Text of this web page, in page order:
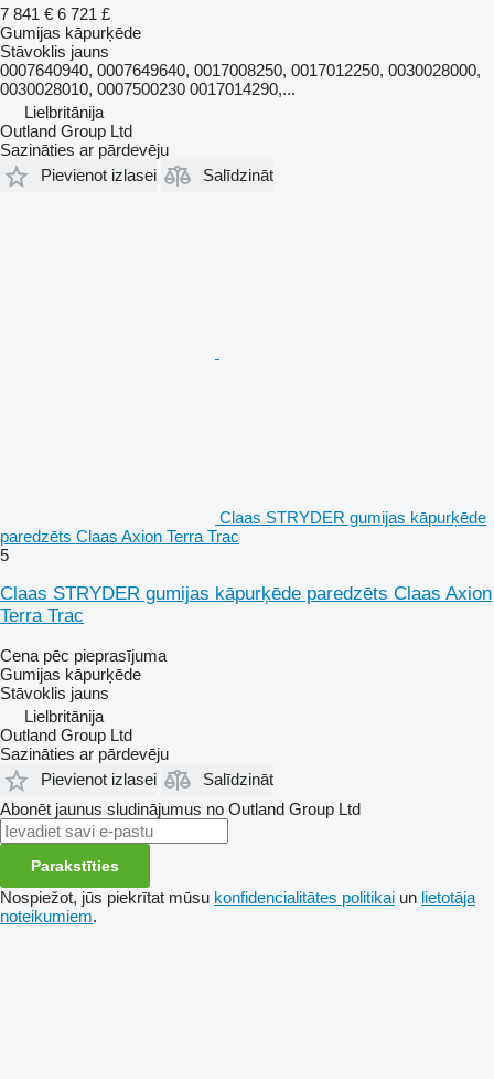
7 841 € 6 721 £
Gumijas kāpurķēde
Stāvoklis jauns
0007640940, 0007649640, 0017008250, 0017012250, 0030028000,
0030028010, 0007500230 0017014290,...
Lielbritānija
Outland Group Ltd
Sazināties ar pārdevēju
Pievienot izlasei
Salīdzināt
Claas STRYDER gumijas kāpurķēde
paredzēts Claas Axion Terra Trac
5
Claas STRYDER gumijas kāpurķēde paredzēts Claas Axion
Terra Trac
Cena pēc pieprasījuma
Gumijas kāpurķēde
Stāvoklis jauns
Lielbritānija
Outland Group Ltd
Sazināties ar pārdevēju
Pievienot izlasei
Salīdzināt
Abonēt jaunus sludinājumus no Outland Group Ltd
Parakstīties
Nospiežot, jūs piekrītat mūsu konfidencialitātes politikai un lietotāja
noteikumiem.